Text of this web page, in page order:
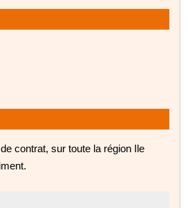
contrat, sur toute la région Ile